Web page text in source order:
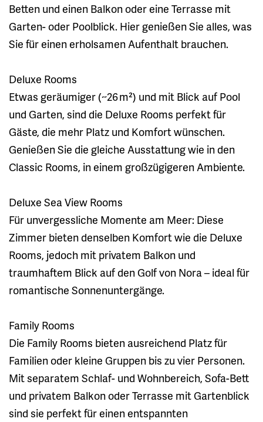
Betten und einen Balkon oder eine Terrasse mit
Garten- oder Poolblick. Hier genießen Sie alles, was
Sie für einen erholsamen Aufenthalt brauchen.
Deluxe Rooms
Etwas geräumiger (~26 m²) und mit Blick auf Pool
und Garten, sind die Deluxe Rooms perfekt für
Gäste, die mehr Platz und Komfort wünschen.
Genießen Sie die gleiche Ausstattung wie in den
Classic Rooms, in einem großzügigeren Ambiente.
Deluxe Sea View Rooms
Für unvergessliche Momente am Meer: Diese
Zimmer bieten denselben Komfort wie die Deluxe
Rooms, jedoch mit privatem Balkon und
traumhaftem Blick auf den Golf von Nora – ideal für
romantische Sonnenuntergänge.
Family Rooms
Die Family Rooms bieten ausreichend Platz für
Familien oder kleine Gruppen bis zu vier Personen.
Mit separatem Schlaf- und Wohnbereich, Sofa-Bett
und privatem Balkon oder Terrasse mit Gartenblick
sind sie perfekt für einen entspannten